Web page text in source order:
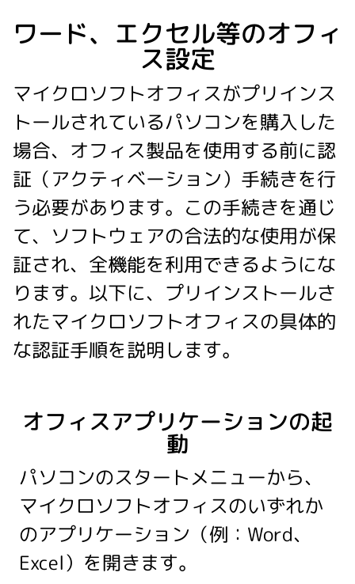
ワード、エクセル等のオフィ
ス設定
マイクロソフトオフィスがプリインス
トールされているパソコンを購入した
場合、オフィス製品を使用する前に認
証（アクティベーション）手続きを行
う必要があります。この手続きを通じ
て、ソフトウェアの合法的な使用が保
証され、全機能を利用できるようにな
ります。以下に、プリインストールさ
れたマイクロソフトオフィスの具体的
な認証手順を説明します。
オフィスアプリケーションの起
動
パソコンのスタートメニューから、
マイクロソフトオフィスのいずれか
のアプリケーション（例：Word、
Excel）を開きます。